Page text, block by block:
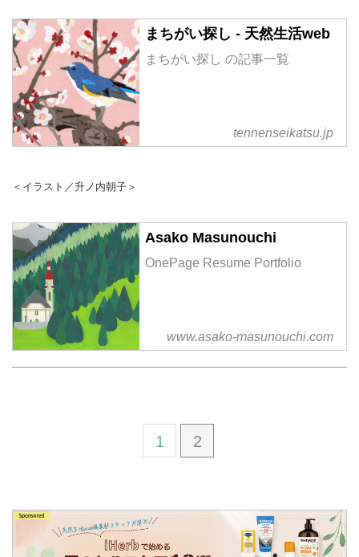
まちがい探し - 天然生活web
まちがい探し の記事一覧
tennenseikatsu.jp
＜イラスト／升ノ内朝子＞
Asako Masunouchi
OnePage Resume Portfolio
www.asako-masunouchi.com
1 2